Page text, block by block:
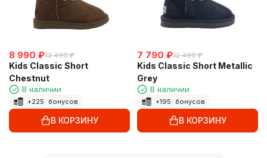
8 990 ₽13 490 ₽
Kids Classic Short
Chestnut
В наличии
+225 бонусов
В КОРЗИНУ
7 790 ₽12 490 ₽
Kids Classic Short Metallic
Grey
В наличии
+195 бонусов
В КОРЗИНУ